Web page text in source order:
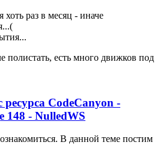
раз в месяц - иначе
полистать, есть много движков под
CodeCanyon -
148 - NulledWS
В данной теме постим